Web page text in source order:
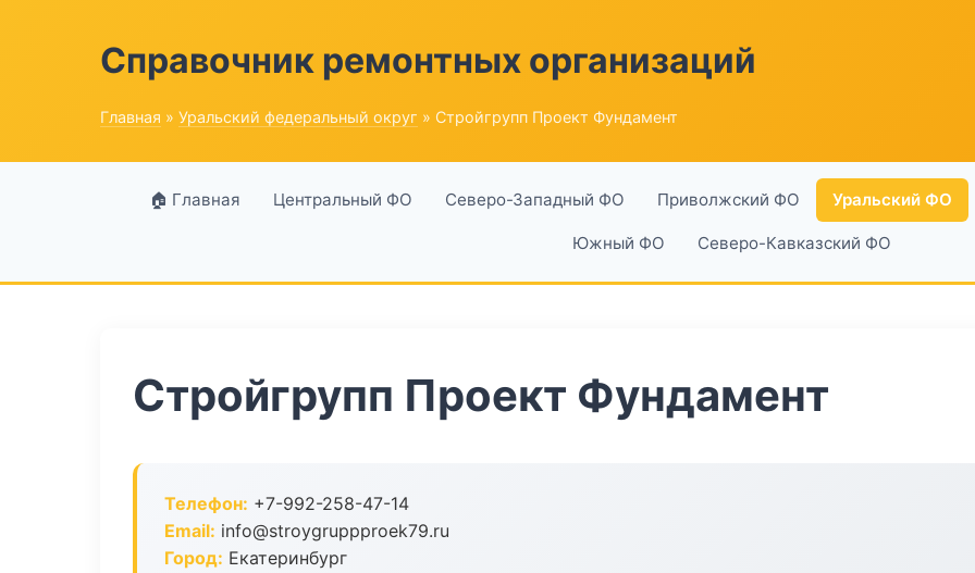
Справочник ремонтных организаций
Главная » Уральский федеральный округ » Стройгрупп Проект Фундамент
🏠 Главная Центральный ФО Северо-Западный ФО Приволжский ФО Уральский ФО
Южный ФО Северо-Кавказский ФО
Стройгрупп Проект Фундамент
Телефон: +7-992-258-47-14
Email: info@stroygruppproek79.ru
Город: Екатеринбург